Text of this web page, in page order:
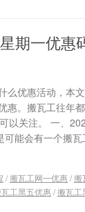
期一优惠
么优惠活动，本
惠。搬瓦工往年
以关注。 一、
能会有一个搬瓦
/搬瓦工网一优惠/搬
工黑五优惠/搬瓦工